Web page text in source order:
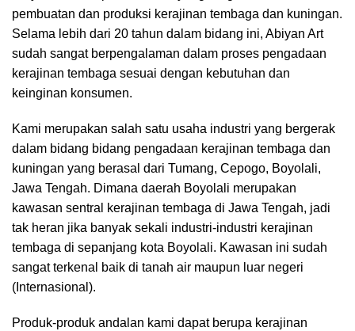
pembuatan dan produksi kerajinan tembaga dan kuningan.
Selama lebih dari 20 tahun dalam bidang ini, Abiyan Art
sudah sangat berpengalaman dalam proses pengadaan
kerajinan tembaga sesuai dengan kebutuhan dan
keinginan konsumen.
Kami merupakan salah satu usaha industri yang bergerak
dalam bidang bidang pengadaan kerajinan tembaga dan
kuningan yang berasal dari Tumang, Cepogo, Boyolali,
Jawa Tengah. Dimana daerah Boyolali merupakan
kawasan sentral kerajinan tembaga di Jawa Tengah, jadi
tak heran jika banyak sekali industri-industri kerajinan
tembaga di sepanjang kota Boyolali. Kawasan ini sudah
sangat terkenal baik di tanah air maupun luar negeri
(Internasional).
Produk-produk andalan kami dapat berupa kerajinan